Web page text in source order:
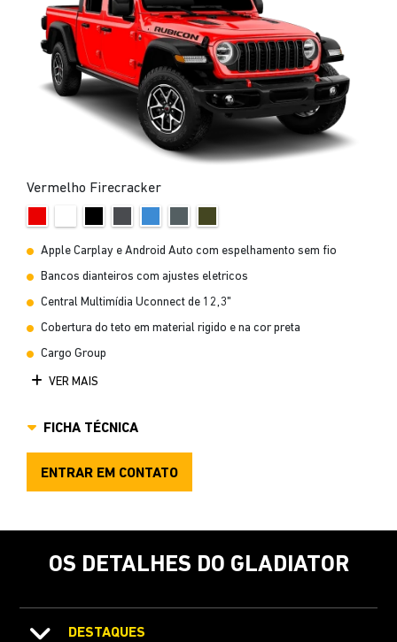
Vermelho Firecracker
Apple Carplay e Android Auto com espelhamento sem fio
Bancos dianteiros com ajustes eletricos
Central Multimídia Uconnect de 12,3"
Cobertura do teto em material rigido e na cor preta
Cargo Group
VER MAIS
FICHA TÉCNICA
ENTRAR EM CONTATO
OS DETALHES DO GLADIATOR
DESTAQUES